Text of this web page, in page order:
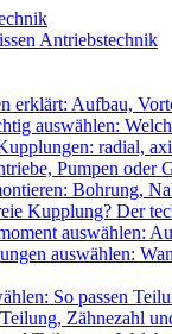
Antriebstechnik
erklärt: Aufbau,
auswählen:
radial,
Pumpen oder
Bohrung,
Kupplung? Der
auswählen:
auswählen:
So passen
Zähnezahl